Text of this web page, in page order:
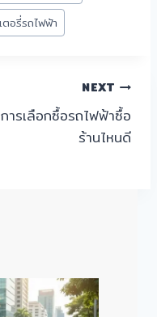
ตอรี่รถไฟฟ้า
NEXT
การเลือกซื้อรถไฟฟ้าซื้อ
ร้านไหนดี